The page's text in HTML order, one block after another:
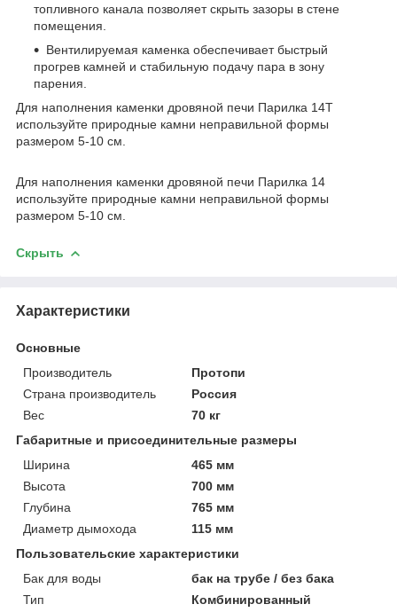
топливного канала позволяет скрыть зазоры в стене
помещения.
Вентилируемая каменка обеспечивает быстрый
прогрев камней и стабильную подачу пара в зону
парения.
Для наполнения каменки дровяной печи Парилка 14Т
используйте природные камни неправильной формы
размером 5-10 см.
Для наполнения каменки дровяной печи Парилка 14
используйте природные камни неправильной формы
размером 5-10 см.
Скрыть
Характеристики
Основные
Производитель
Протопи
Страна производитель
Россия
Вес
70 кг
Габаритные и присоединительные размеры
Ширина
465 мм
Высота
700 мм
Глубина
765 мм
Диаметр дымохода
115 мм
Пользовательские характеристики
Бак для воды
бак на трубе / без бака
Тип
Комбинированный